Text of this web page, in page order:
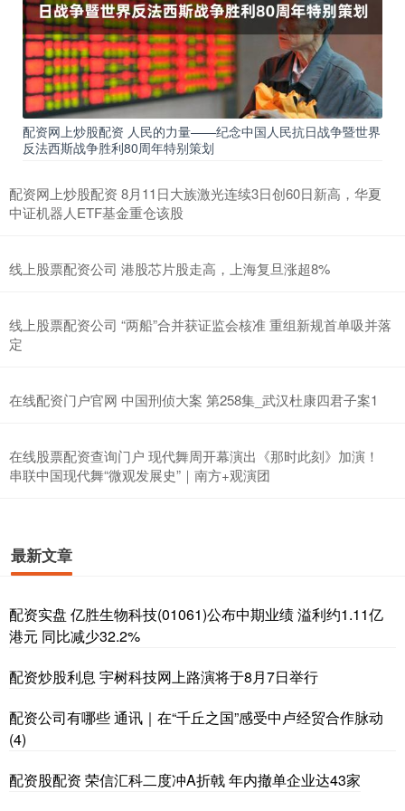
配资网上炒股配资 人民的力量——纪念中国人民抗日战争暨世界
反法西斯战争胜利80周年特别策划
配资网上炒股配资 8月11日大族激光连续3日创60日新高，华夏
中证机器人ETF基金重仓该股
线上股票配资公司 港股芯片股走高，上海复旦涨超8%
线上股票配资公司 “两船”合并获证监会核准 重组新规首单吸并落
定
在线配资门户官网 中国刑侦大案 第258集_武汉杜康四君子案1
在线股票配资查询门户 现代舞周开幕演出《那时此刻》加演！
串联中国现代舞“微观发展史”｜南方+观演团
最新文章
配资实盘 亿胜生物科技(01061)公布中期业绩 溢利约1.11亿
港元 同比减少32.2%
配资炒股利息 宇树科技网上路演将于8月7日举行
配资公司有哪些 通讯｜在“千丘之国”感受中卢经贸合作脉动
(4)
配资股配资 荣信汇科二度冲A折戟 年内撤单企业达43家